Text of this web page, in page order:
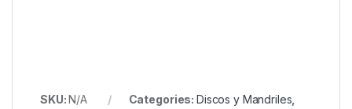
SKU:N/A Categories: Discos y Mandriles